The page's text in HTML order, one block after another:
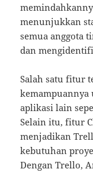
menunjukkan
semua anggota
dan
Salah satu fitur
kemampuannya
aplikasi lain
Selain itu, fitur
menjadikan
kebutuhan
Dengan Trello,